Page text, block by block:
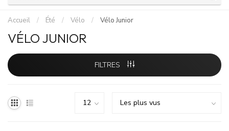
Accueil / Été / Vélo / Vélo Junior
VÉLO JUNIOR
FILTRES